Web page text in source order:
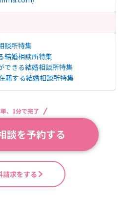
談所特集
結婚相談所特集
できる結婚相談所特集
籍する結婚相談所特集
、1分で完了
談を予約する
請求をする